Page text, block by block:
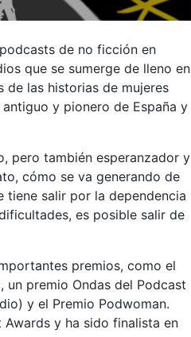
de no ficción en
que se sumerge de lleno en
las historias de mujeres
y pionero de España y
pero también esperanzador y
cómo se va generando de
tiene salir por la dependencia
es posible salir de
premios, como el
premio Ondas del Podcast
y el Premio Podwoman.
y ha sido finalista en